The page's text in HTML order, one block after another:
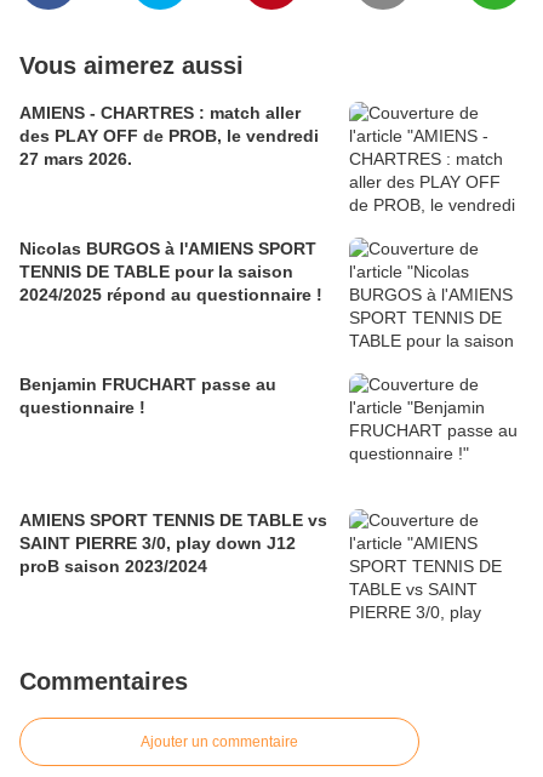
Vous aimerez aussi
AMIENS - CHARTRES : match aller
des PLAY OFF de PROB, le vendredi
27 mars 2026.
Nicolas BURGOS à l'AMIENS SPORT
TENNIS DE TABLE pour la saison
2024/2025 répond au questionnaire !
Benjamin FRUCHART passe au
questionnaire !
AMIENS SPORT TENNIS DE TABLE vs
SAINT PIERRE 3/0, play down J12
proB saison 2023/2024
Commentaires
Ajouter un commentaire